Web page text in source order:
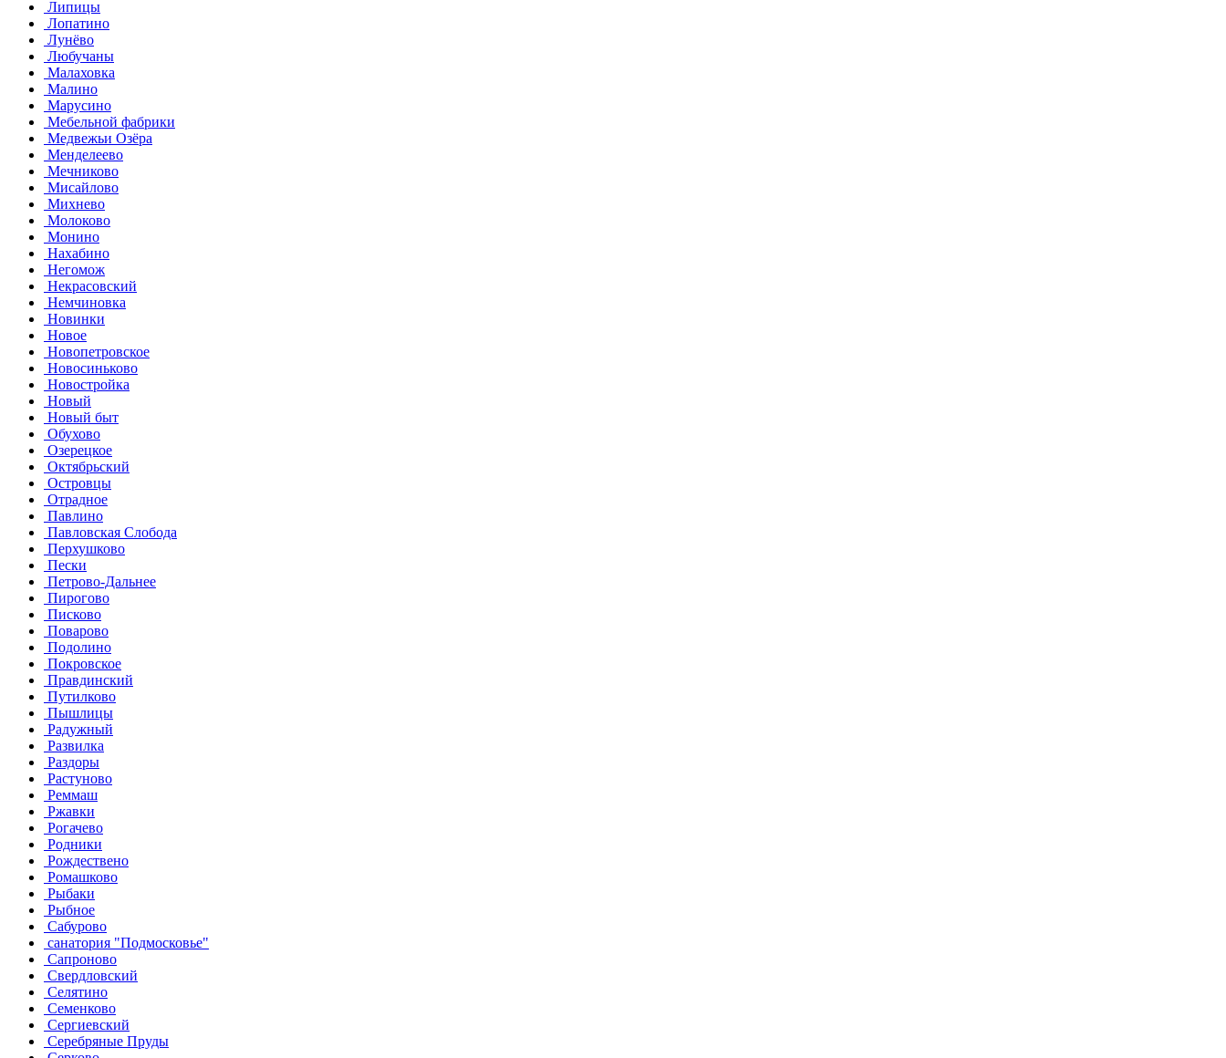
Липицы
Лопатино
Лунёво
Любучаны
Малаховка
Малино
Марусино
Мебельной фабрики
Медвежьи Озёра
Менделеево
Мечниково
Мисайлово
Михнево
Молоково
Монино
Нахабино
Негомож
Некрасовский
Немчиновка
Новинки
Новое
Новопетровское
Новосиньково
Новостройка
Новый
Новый быт
Обухово
Озерецкое
Октябрьский
Островцы
Отрадное
Павлино
Павловская Слобода
Перхушково
Пески
Петрово-Дальнее
Пирогово
Писково
Поварово
Подолино
Покровское
Правдинский
Путилково
Пышлицы
Радужный
Развилка
Раздоры
Растуново
Реммаш
Ржавки
Рогачево
Родники
Рождествено
Ромашково
Рыбаки
Рыбное
Сабурово
санатория "Подмосковье"
Сапроново
Свердловский
Селятино
Семенково
Сергиевский
Серебряные Пруды